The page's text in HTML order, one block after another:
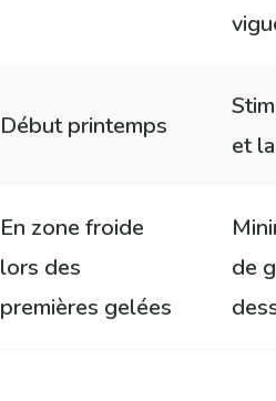
Début printemps
et
En zone froide
lors des
premières gelées
de